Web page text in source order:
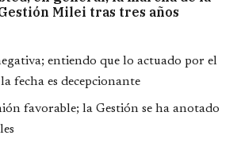
Milei tras tres años
entiendo que lo actuado por el
fecha es decepcionante
favorable; la Gestión se ha anotado